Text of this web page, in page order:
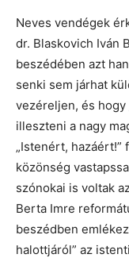
Neves vendégek
dr. Blaskovich Iván
beszédében azt
senki sem járhat
vezéreljen, és
illeszteni a nagy
„Istenért, hazáért!”
közönség
szónokai is voltak
Berta Imre
beszédben
halottjáról” az